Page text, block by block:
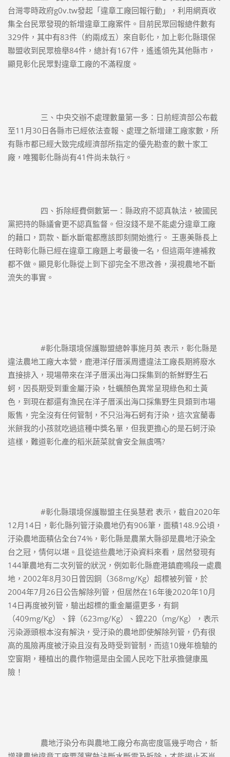
台灣零時政府g0v.tw發起「違章工廠回報行動」，利用網頁收
集全台民眾發現的新增違章工廠案件。目前民眾回報總件數有
329件，其中有83件（約兩成五）來自彰化，加上彰化縣環保
聯盟收到民眾檢舉84件，總計有167件，遙遙領先其他縣市，
顯見彰化民眾對違章工廠的不滿程度。
至11月30日各縣市已經依法查報、處理之新增建工廠家數，所
有縣市都已經大致完成經濟部所指定的優先勘查的數十家工
廠，唯獨彰化縣尚有41件尚未執行。
黨把持的縣議會更不認真監督。但沒錢不是不能處分違章工廠
的藉口，罰款、斷水斷電都應該即刻開始進行。 王惠美縣長上
任時彰化縣已經在違章工廠題上考最後一名，但這兩年連補救
都不做。顯見彰化縣從上到下卻完全不思改善，漠視農地不斷
流失的事實。
#彰化縣環境保護聯盟總幹事施月英 表示，彰化縣是
違法農地工廠大本營，鹿港洋仔厝溪周遭違法工廠長期將廢水
直接排入，現場帶來在洋子厝溪出海口採集到的新鮮野生石
蚵，因長期受到重金屬汙染，牡蠣顏色異常呈現綠色和土黃
色，到現在都還有漁民在洋子厝溪出海口採集野生貝類到市場
販售，完全沒有任何管制，不只沿海石蚵有汙染，這次宜蘭毒
米餅我的小孩就吃過這種中獎名單，但我更擔心的是石蚵汙染
這樣，難道彰化產的稻米蔬菜就會安全無虞嗎?
#彰化縣環境保護聯盟主任吳慧君 表示，截自2020年
12月14日，彰化縣列管汙染農地仍有906筆，面積148.9公頃，
汙染農地面積佔全台74%，彰化縣是農業大縣卻是農地汙染全
台之冠，情何以堪。且從這些農地汙染資料來看，居然發現有
144筆農地有二次列管的狀況，例如彰化縣鹿港鎮鹿鳴段一處農
地，2002年8月30日曾因銅（368mg/Kg）超標被列管，於
2004年7月26日公告解除列管，但居然在16年後2020年10月
14日再度被列管，驗出超標的重金屬還更多，有銅
（409mg/Kg）、鋅（623mg/Kg）、鎳220（mg/Kg），表示
污染源頭根本沒有解決，受汙染的農地即使解除列管，仍有很
高的風險再度被汙染且沒有及時受到管制，而這10幾年檢驗的
空窗期，種植出的農作物還是由全國人民吃下肚承擔健康風
險！